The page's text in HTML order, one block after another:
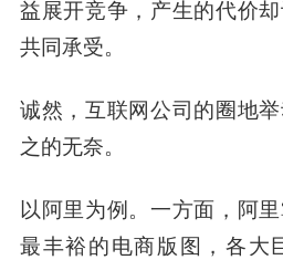
益展开竞争，产生的代价
共同承受。
诚然，互联网公司的圈地
之的无奈。
以阿里为例。一方面，阿
最丰裕的电商版图，各大